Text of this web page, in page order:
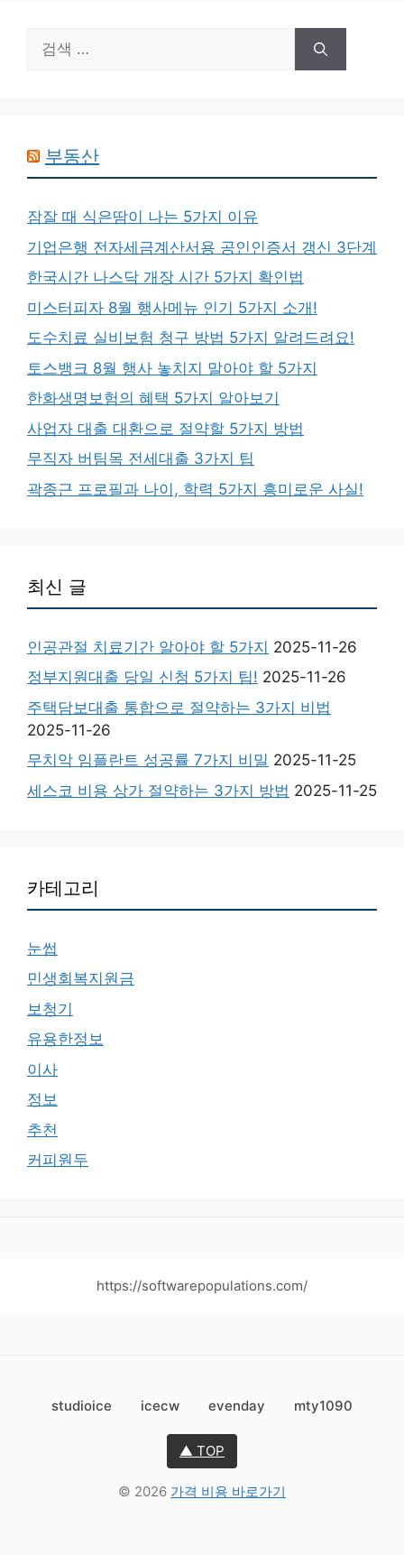
색:
부동산
잠잘 때 식은땀이 나는 5가지 이유
기업은행 전자세금계산서용 공인인증서 갱신 3단계
한국시간 나스닥 개장 시간 5가지 확인법
미스터피자 8월 행사메뉴 인기 5가지 소개!
도수치료 실비보험 청구 방법 5가지 알려드려요!
토스뱅크 8월 행사 놓치지 말아야 할 5가지
한화생명보험의 혜택 5가지 알아보기
사업자 대출 대환으로 절약할 5가지 방법
무직자 버팀목 전세대출 3가지 팁
곽종근 프로필과 나이, 학력 5가지 흥미로운 사실!
최신 글
인공관절 치료기간 알아야 할 5가지 2025-11-26
정부지원대출 당일 신청 5가지 팁! 2025-11-26
주택담보대출 통합으로 절약하는 3가지 비법
2025-11-26
무치악 임플란트 성공률 7가지 비밀 2025-11-25
세스코 비용 상가 절약하는 3가지 방법 2025-11-25
카테고리
눈썹
민생회복지원금
보청기
유용한정보
이사
정보
추천
커피원두
https://softwarepopulations.com/
studioice icecw evenday mty1090
▲ TOP
© 2026 가격 비용 바로가기